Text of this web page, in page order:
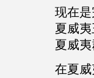
现在
夏威
夏威夷
在夏